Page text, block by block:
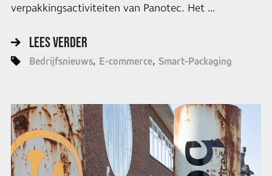
verpakkingsactiviteiten van Panotec. Het …
LEES VERDER
Bedrijfsnieuws E-commerce Smart-Packaging